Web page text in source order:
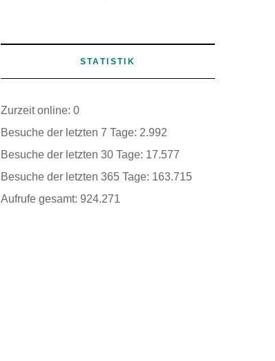
STATISTIK
Zurzeit online: 0
Besuche der letzten 7 Tage: 2.992
Besuche der letzten 30 Tage: 17.577
Besuche der letzten 365 Tage: 163.715
Aufrufe gesamt: 924.271